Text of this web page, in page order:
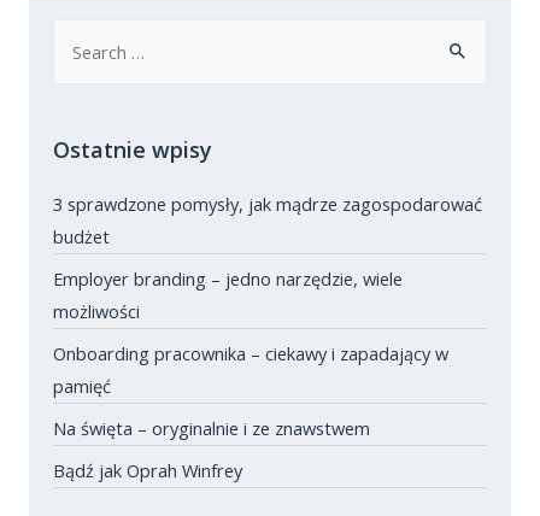
dla:
Ostatnie wpisy
3 sprawdzone pomysły, jak mądrze zagospodarować
budżet
Employer branding – jedno narzędzie, wiele
możliwości
Onboarding pracownika – ciekawy i zapadający w
pamięć
Na święta – oryginalnie i ze znawstwem
Bądź jak Oprah Winfrey